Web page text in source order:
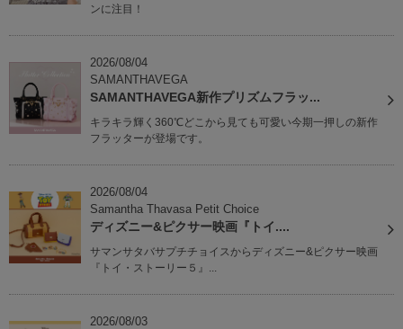
ンに注目！
2026/08/04
SAMANTHAVEGA
SAMANTHAVEGA新作プリズムフラッ...
キラキラ輝く360℃どこから見ても可愛い今期一押しの新作
フラッターが登場です。
2026/08/04
Samantha Thavasa Petit Choice
ディズニー&ピクサー映画『トイ....
サマンサタバサプチチョイスからディズニー&ピクサー映画
『トイ・ストーリー５』...
2026/08/03